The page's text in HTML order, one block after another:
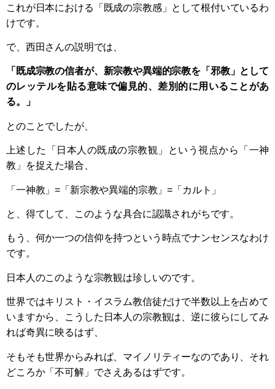
これが日本における「既成の宗教感」として根付いているわ
けです。
で、西田さんの説明では、
「既成宗教の信者が、新宗教や異端的宗教を「邪教」として
のレッテルを貼る意味で偏見的、差別的に用いることがあ
る。」
とのことでしたが、
上述した「日本人の既成の宗教観」という視点から「一神
教」を捉えた場合、
「一神教」=「新宗教や異端的宗教」=「カルト」
と、得てして、このような具合に認識されがちです。
もう、何か一つの信仰を持つという時点でナンセンスなわけ
です。
日本人のこのような宗教観は珍しいのです。
世界ではキリスト・イスラム教信徒だけで半数以上を占めて
いますから、こうした日本人の宗教観は、逆に彼らにしてみ
れば奇異に映るはず、
そもそも世界からみれば、マイノリティーなのであり、それ
どころか「不可解」でさえあるはずです。